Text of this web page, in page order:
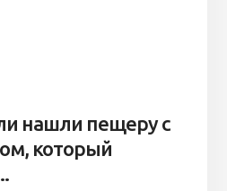
нашли пещеру с
который